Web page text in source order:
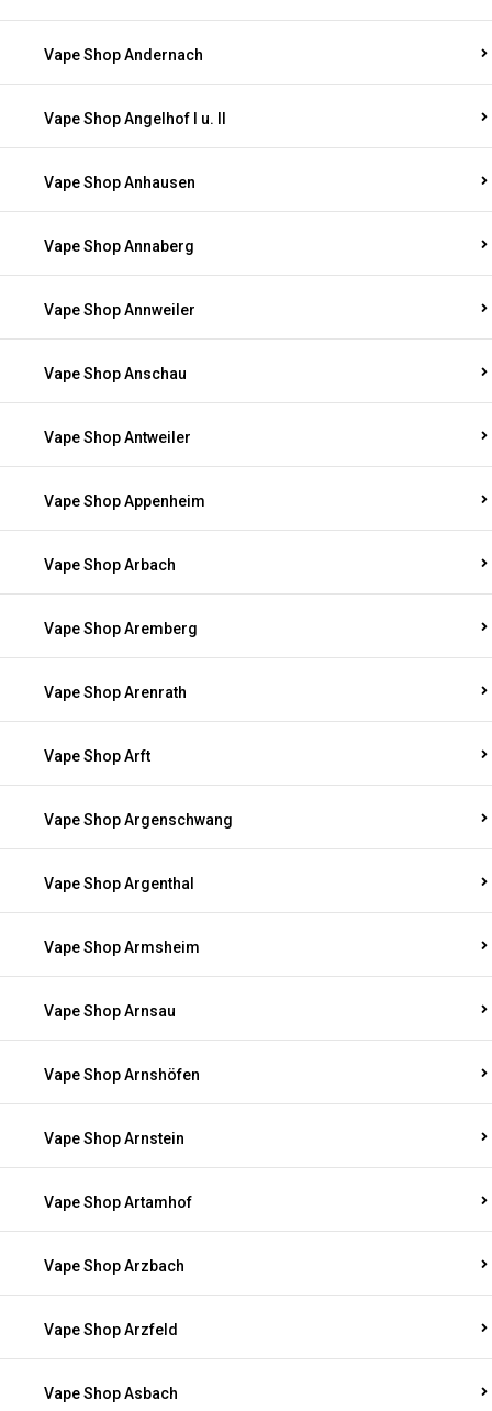
Vape Shop Andernach
Vape Shop Angelhof I u. II
Vape Shop Anhausen
Vape Shop Annaberg
Vape Shop Annweiler
Vape Shop Anschau
Vape Shop Antweiler
Vape Shop Appenheim
Vape Shop Arbach
Vape Shop Aremberg
Vape Shop Arenrath
Vape Shop Arft
Vape Shop Argenschwang
Vape Shop Argenthal
Vape Shop Armsheim
Vape Shop Arnsau
Vape Shop Arnshöfen
Vape Shop Arnstein
Vape Shop Artamhof
Vape Shop Arzbach
Vape Shop Arzfeld
Vape Shop Asbach